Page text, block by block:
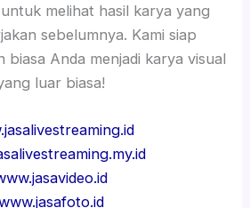
melihat hasil karya yang
sebelumnya. Kami siap
biasa Anda menjadi karya visual
luar biasa!